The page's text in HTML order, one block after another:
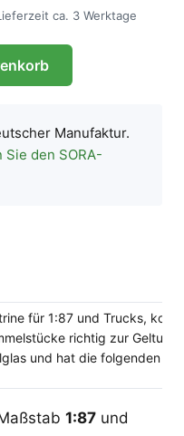
ca. 3 Werktage
Manufaktur.
Sie den SORA-
für 1:87 und Trucks,
richtig zur Geltung
und hat die folgenden
1:87 und